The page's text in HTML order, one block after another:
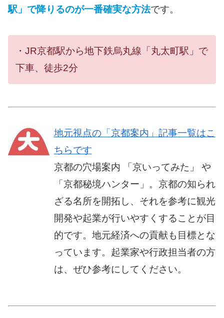
駅」で降りるのが一番確実な方法です。
・JR京都駅から地下鉄烏丸線「丸太町駅」で
下車、徒歩2分
地元視点の「京都案内」記事一覧はこ
ちらです
京都の穴場案内 「京いってみた」 や
「京都秘境ハンター」。京都の知られ
ざる名所を開拓し、それを参考に観光
開発や起業が行いやすくすることが目
的です。地元経済への貢献も目標とな
っています。起業家や行政担当者の方
は、ぜひ参考にしてください。